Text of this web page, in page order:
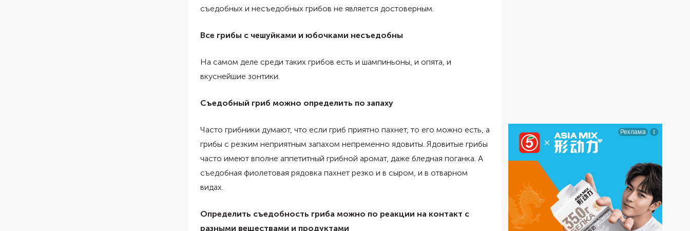
съедобных и несъедобных грибов не является достоверным.
Все грибы с чешуйками и юбочками несъедобны
На самом деле среди таких грибов есть и шампиньоны, и опята, и
вкуснейшие зонтики.
Съедобный гриб можно определить по запаху
Часто грибники думают, что если гриб приятно пахнет, то его можно есть, а
грибы с резким неприятным запахом непременно ядовиты. Ядовитые грибы
часто имеют вполне аппетитный грибной аромат, даже бледная поганка. А
съедобная фиолетовая рядовка пахнет резко и в сыром, и в отварном
видах.
Определить съедобность гриба можно по реакции на контакт с
разными веществами и продуктами